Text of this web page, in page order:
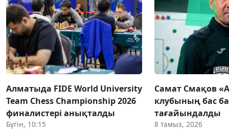
Алматыда FIDE World University
Team Chess Championship 2026
финалистері анықталды
Бүгін, 10:15
Самат Смақов
клубының бас
тағайындалды
8 тамыз, 2026